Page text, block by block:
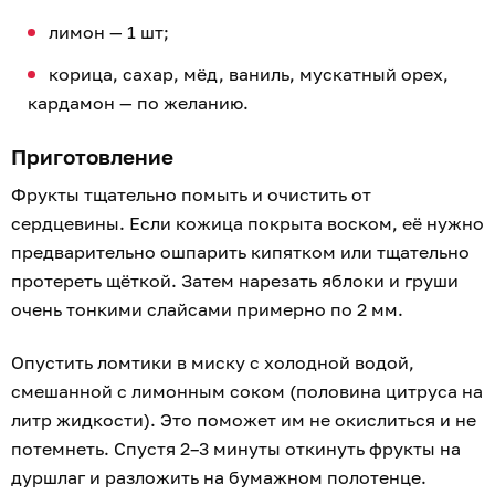
лимон — 1 шт;
корица, сахар, мёд, ваниль, мускатный орех,
кардамон — по желанию.
Приготовление
Фрукты тщательно помыть и очистить от
сердцевины. Если кожица покрыта воском, её нужно
предварительно ошпарить кипятком или тщательно
протереть щёткой. Затем нарезать яблоки и груши
очень тонкими слайсами примерно по 2 мм.
Опустить ломтики в миску с холодной водой,
смешанной с лимонным соком (половина цитруса на
литр жидкости). Это поможет им не окислиться и не
потемнеть. Спустя 2–3 минуты откинуть фрукты на
дуршлаг и разложить на бумажном полотенце.